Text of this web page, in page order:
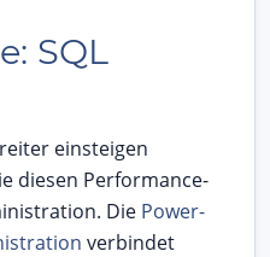
SQL
einsteigen
diesen Performance-
Die Power-
verbindet